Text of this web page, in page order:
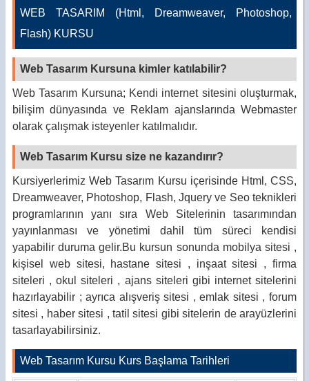
WEB TASARIM (Html, Dreamweaver, Photoshop,
Flash) KURSU
Web Tasarım Kursuna kimler katılabilir?
Web Tasarım Kursuna; Kendi internet sitesini oluşturmak,
bilişim dünyasında ve Reklam ajanslarında Webmaster
olarak çalışmak isteyenler katılmalıdır.
Web Tasarım Kursu size ne kazandırır?
Kursiyerlerimiz Web Tasarım Kursu içerisinde Html, CSS,
Dreamweaver, Photoshop, Flash, Jquery ve Seo teknikleri
programlarının yanı sıra Web Sitelerinin tasarımından
yayınlanması ve yönetimi dahil tüm süreci kendisi
yapabilir duruma gelir.Bu kursun sonunda mobilya sitesi ,
kişisel web sitesi, hastane sitesi , inşaat sitesi , firma
siteleri , okul siteleri , ajans siteleri gibi internet sitelerini
hazırlayabilir ; ayrıca alışveriş sitesi , emlak sitesi , forum
sitesi , haber sitesi , tatil sitesi gibi sitelerin de arayüzlerini
tasarlayabilirsiniz.
Web Tasarım Kursu Kurs Başlama Tarihleri